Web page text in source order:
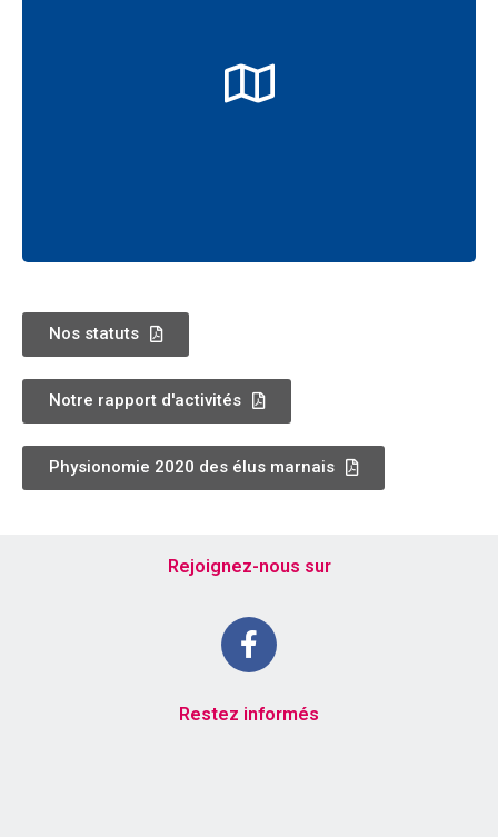
Notre territoire
Nos statuts
Notre rapport d'activités
Physionomie 2020 des élus marnais
Rejoignez-nous sur
Restez informés